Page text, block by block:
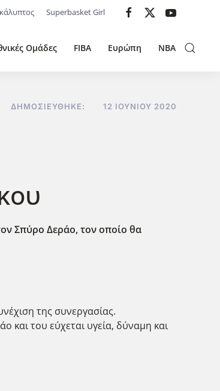
Superbasket Girl
Ομάδες FIBA Ευρώπη NBA
ΔΗΜΟΣΙΕΎΘΗΚΕ: 12 ΙΟΥΝΊΟΥ 2020
Σπύρο Δεράο, τον οποίο θα
της συνεργασίας.
και του εύχεται υγεία, δύναμη και